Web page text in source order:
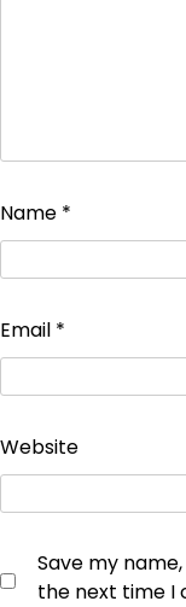
Name *
Email *
Website
Save my
the next time I